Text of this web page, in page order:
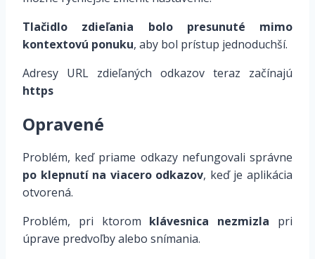
Tlačidlo zdieľania bolo presunuté mimo
kontextovú ponuku, aby bol prístup jednoduchší.
Adresy URL zdieľaných odkazov teraz začínajú
https
Opravené
Problém, keď priame odkazy nefungovali správne
po klepnutí na viacero odkazov, keď je aplikácia
otvorená.
Problém, pri ktorom klávesnica nezmizla pri
úprave predvoľby alebo snímania.